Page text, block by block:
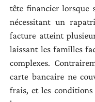
tête financier lorsque
nécessitant un
facture atteint
laissant les familles
complexes.
carte bancaire ne
frais, et les